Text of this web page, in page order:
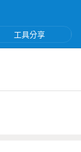
工具分享